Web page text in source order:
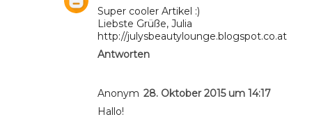
Super cooler Artikel :)
Liebste Grüße, Julia
http://julysbeautylounge.blogspot.co.at
Antworten
Anonym 28. Oktober 2015 um 14:17
Hallo!